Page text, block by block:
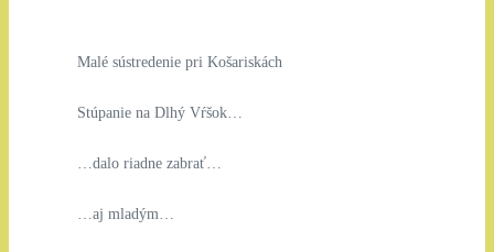
Malé sústredenie pri Košariskách
Stúpanie na Dlhý Vŕšok…
…dalo riadne zabrať…
…aj mladým…